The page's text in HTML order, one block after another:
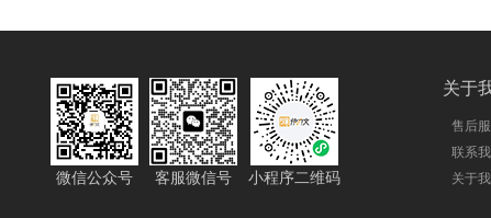
微信公众号 客服微信号 小程序二维码
关于
售后
联系
关于